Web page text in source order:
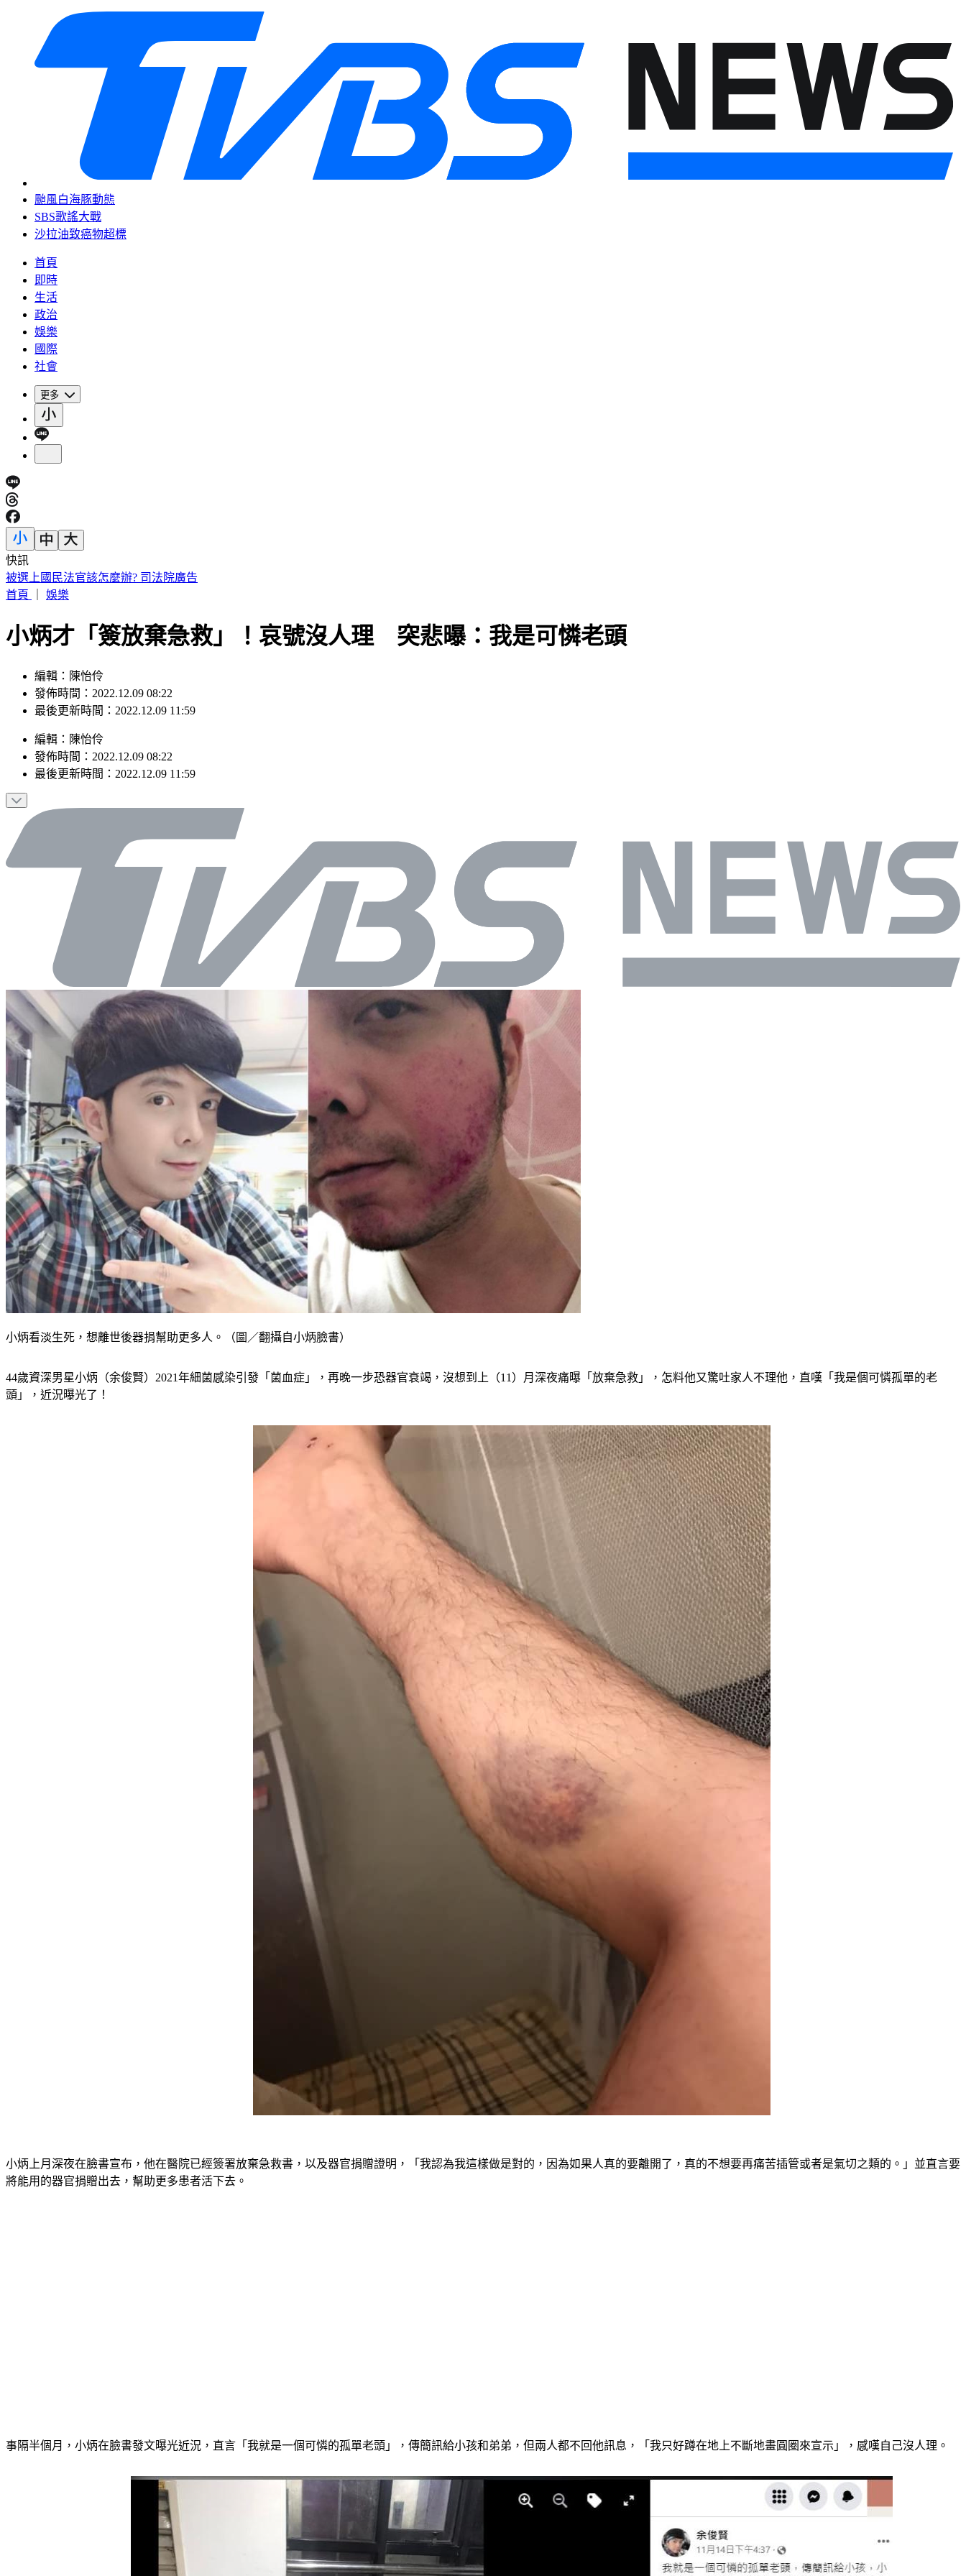
颱風白海豚動態
SBS歌謠大戰
沙拉油致癌物超標
首頁
即時
生活
政治
娛樂
國際
社會
更多
快訊
IU無預警召喚前男友 韓網替「她」心疼：很不舒服
首頁
娛樂
小炳才「簽放棄急救」！哀號沒人理 突悲曝：我是可憐老頭
編輯：陳怡伶
發佈時間：2022.12.09 08:22
最後更新時間：2022.12.09 11:59
編輯 ： 陳怡伶
發佈時間： 2022.12.09 08:22
最後更新時間： 2022.12.09 11:59
小炳看淡生死，想離世後器捐幫助更多人。（圖／翻攝自小炳臉書）
44歲資深男星小炳（余俊賢）2021年細菌感染引發「菌血症」，再晚一步恐器官衰竭，沒想到上（11）月深夜痛曝「放棄急救」，怎料他又驚吐家人不理他，直嘆「我是個可憐孤單的老
頭」，近況曝光了！
小炳上月深夜在臉書宣布，他在醫院已經簽署放棄急救書，以及器官捐贈證明，「我認為我這樣做是對的，因為如果人真的要離開了，真的不想要再痛苦插管或者是氣切之類的。」並直言要
將能用的器官捐贈出去，幫助更多患者活下去。
事隔半個月，小炳在臉書發文曝光近況，直言「我就是一個可憐的孤單老頭」，傳簡訊給小孩和弟弟，但兩人都不回他訊息，「我只好蹲在地上不斷地畫圓圈來宣示」，感嘆自己沒人理。